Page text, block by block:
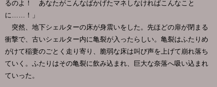
るのよ！ あなたがこんなばかげたマネしなければこんなこと
に……！」
突然、地下シェルターの床が身震いをした。先ほどの扉が閉まる
衝撃で、古いシェルター内に亀裂が入ったらしい。亀裂はふたりめ
がけて稲妻のごとく走り寄り、脆弱な床は叫び声を上げて崩れ落ち
ていく。ふたりはその亀裂に飲み込まれ、巨大な奈落へ吸い込まれ
ていった。